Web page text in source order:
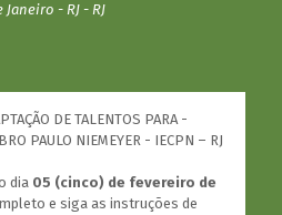
Janeiro - RJ - RJ
DE TALENTOS PARA -
PAULO NIEMEYER - IECPN – RJ
dia 05 (cinco) de fevereiro de
e siga as instruções de